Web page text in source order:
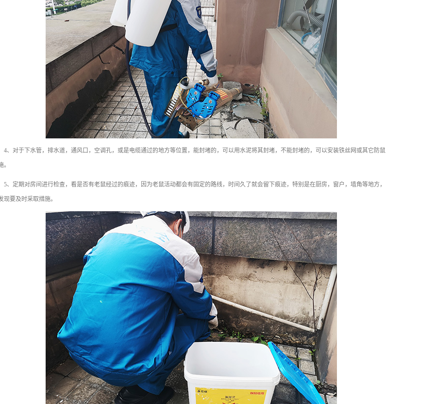
对于下水管，排水道，通风口，空调孔，或是电缆通过的地方等位置，能封堵的，可以用水泥将其封堵，不能封堵的，可以安装铁丝网或其它防鼠
。
定期对房间进行检查，看是否有老鼠经过的痕迹，因为老鼠活动都会有固定的路线，时间久了就会留下痕迹，特别是在厨房，窗户，墙角等地方，
现要及时采取措施。